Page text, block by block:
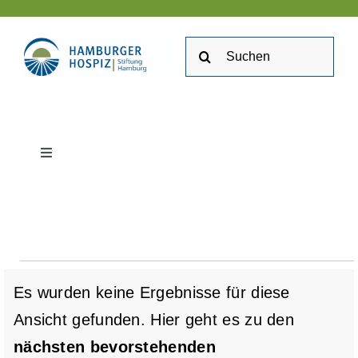
Zum
Inhalt
springen
Suche
nach:
Toggle
Stellenangebote
Veranstaltungen
Hinweis
Es wurden keine Ergebnisse für diese
Ansicht gefunden. Hier geht es zu den
nächsten bevorstehenden